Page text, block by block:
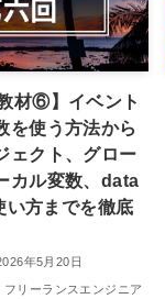
材⑥】イベント
を使う方法から
ェクト、グロー
カル変数、data
い方までを徹底
年5月20日
フリーランスエンジニア